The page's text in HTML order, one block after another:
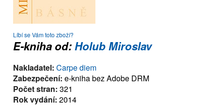
Líbí se Vám toto zboží?
E-kniha od:Holub Miroslav
Nakladatel: Carpe diem
Zabezpečení: e-kniha bez Adobe DRM
Počet stran: 321
Rok vydání: 2014